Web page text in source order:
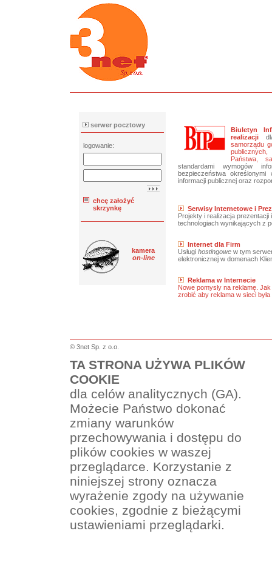
serwer pocztowy
logowanie:
chcę założyć
skrzynkę
kamera
on-line
Biuletyn
realizacji
samorządu
Państwa,
standardami wymogów
bezpieczeństwa
informacji publicznej oraz
Serwisy Internetowe i
Projekty i realizacja
technologiach wynikających z
Internet dla Firm
Usługi hostingowe w tym
elektronicznej w domenach
Reklama w Internecie
Nowe pomysły na reklamę.
zrobić aby reklama w sieci
© 3net Sp. z o.o.
TA STRONA UŻYWA PLIKÓW
COOKIE
dla celów analitycznych (GA).
Możecie Państwo dokonać
zmiany warunków
przechowywania i dostępu do
plików cookies w waszej
przeglądarce. Korzystanie z
niniejszej strony oznacza
wyrażenie zgody na używanie
cookies, zgodnie z bieżącymi
ustawieniami przeglądarki.